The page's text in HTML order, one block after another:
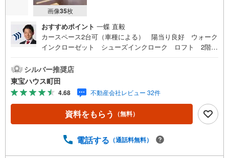
画像35枚
おすすめポイント 一蝶 直毅
カースペース2台可（車種による） 陽当り良好 ウォーク
インクローゼット シューズインクローク ロフト 2階リ
燥機 洗髪洗面化粧台 温水洗浄便座東宝ハウス町田はま
ず、お客様一人一人を知り、理解することから始めます。
お客様のお話をきちんとお聞きし、しっかり話し合う
「心」のコミュニケーションが大切になります。だからこ
そ、それぞれのお客様にベストな「住まい」をご提案をす
ることができるのです。インターネット予約で当日見学が
日～4日以内をご希望の方は「ご要望・ご質問欄」に希望日
シルバー推奨店
東宝ハウス町田
4.68 不動産会社レビュー 32件
資料をもらう （無料）
電話する （通話料無料）